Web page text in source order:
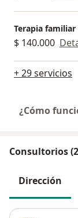
Terapia familiar
$ 140.000
+ 29 servicios
¿Cómo
Consultorios
Dirección